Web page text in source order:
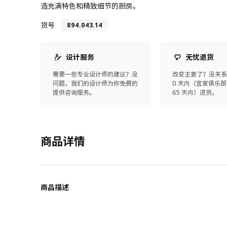
造充满特色和精致细节的厨房。
货号
894.043.14
设计服务
需要一些专业设计师的建议？没
问题，我们的设计师为你免费的
提供咨询服务。
无忧退货
改变主意了？没关
0 天内（宜家俱乐
65 天内）退货。
商品详情
商品描述